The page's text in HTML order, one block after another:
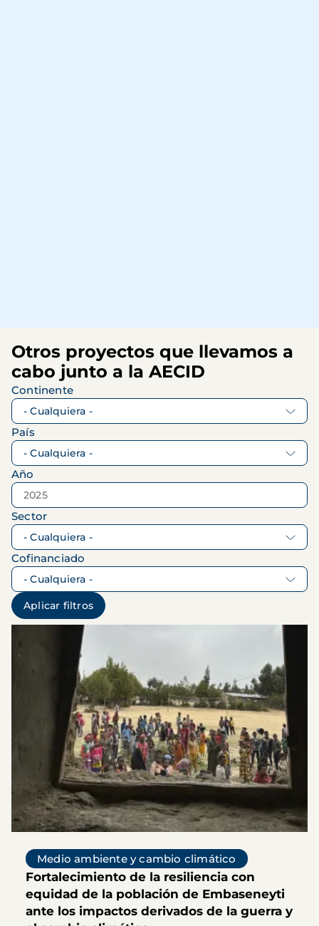
Otros proyectos que llevamos a
cabo junto a la AECID
Continente
País
Año
Sector
Cofinanciado
Medio ambiente y cambio climático
Fortalecimiento de la resiliencia con
equidad de la población de Embaseneyti
ante los impactos derivados de la guerra y